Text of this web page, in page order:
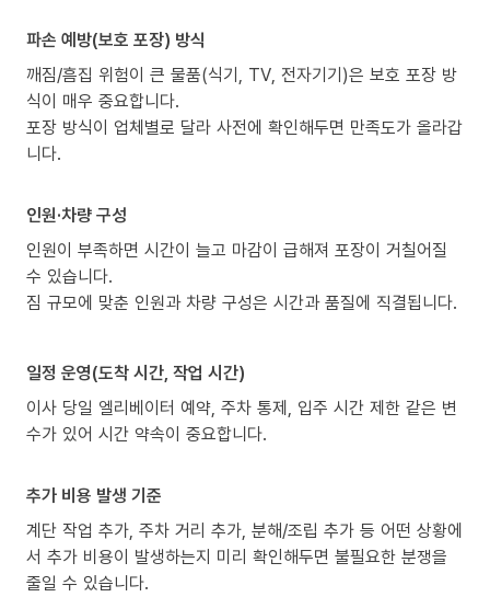
파손 예방(보호 포장) 방식
깨짐/흠집 위험이 큰 물품(식기, TV, 전자기기)은 보호 포장 방
식이 매우 중요합니다.
포장 방식이 업체별로 달라 사전에 확인해두면 만족도가 올라갑
니다.
인원·차량 구성
인원이 부족하면 시간이 늘고 마감이 급해져 포장이 거칠어질
수 있습니다.
짐 규모에 맞춘 인원과 차량 구성은 시간과 품질에 직결됩니다.
일정 운영(도착 시간, 작업 시간)
이사 당일 엘리베이터 예약, 주차 통제, 입주 시간 제한 같은 변
수가 있어 시간 약속이 중요합니다.
추가 비용 발생 기준
계단 작업 추가, 주차 거리 추가, 분해/조립 추가 등 어떤 상황에
서 추가 비용이 발생하는지 미리 확인해두면 불필요한 분쟁을
줄일 수 있습니다.